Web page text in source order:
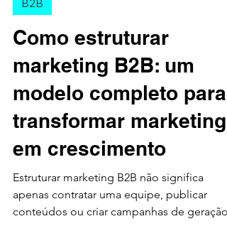
B2B
Como estruturar
marketing B2B: um
modelo completo para
transformar marketing
em crescimento
Estruturar marketing B2B não significa